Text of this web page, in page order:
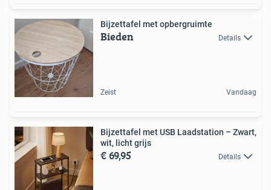
Bijzettafel met opbergruimte
Bieden Details
Zeist Vandaag
Bijzettafel met USB Laadstation – Zwart,
wit, licht grijs
€ 69,95 Details